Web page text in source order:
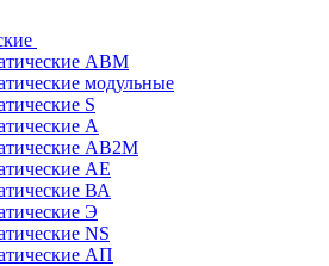
АВМ
модульные
S
А
АВ2М
АЕ
ВА
Э
NS
АП